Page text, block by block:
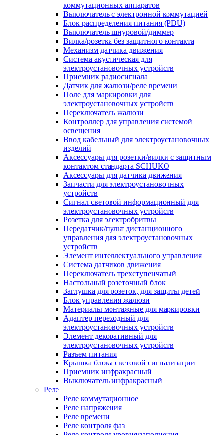
коммутационных аппаратов
Выключатель с электронной коммутацией
Блок распределения питания (PDU)
Выключатель шнуровой/диммер
Вилка/розетка без защитного контакта
Механизм датчика движения
Система акустическая для
электроустановочных устройств
Приемник радиосигнала
Датчик для жалюзи/реле времени
Поле для маркировки для
электроустановочных устройств
Переключатель жалюзи
Контроллер для управления системой
освещения
Ввод кабельный для электроустановочных
изделий
Аксессуары для розетки/вилки с защитным
контактом стандарта SCHUKO
Аксессуары для датчика движения
Запчасти для электроустановочных
устройств
Сигнал световой информационный для
электроустановочных устройств
Розетка для электробритвы
Передатчик/пульт дистанционного
управления для электроустановочных
устройств
Элемент интеллектуального управления
Система датчиков движения
Переключатель трехступенчатый
Настольный розеточный блок
Заглушка для розеток, для защиты детей
Блок управления жалюзи
Материалы монтажные для маркировки
Адаптер переходный для
электроустановочных устройств
Элемент декоративный для
электроустановочных устройств
Разъем питания
Крышка блока световой сигнализации
Приемник инфракрасный
Выключатель инфракрасный
Реле
Реле коммутационное
Реле напряжения
Реле времени
Реле контроля фаз